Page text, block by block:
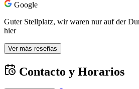
Google
Guter Stellplatz, wir waren nur auf der
hier
Ver más reseñas
Contacto y Horarios